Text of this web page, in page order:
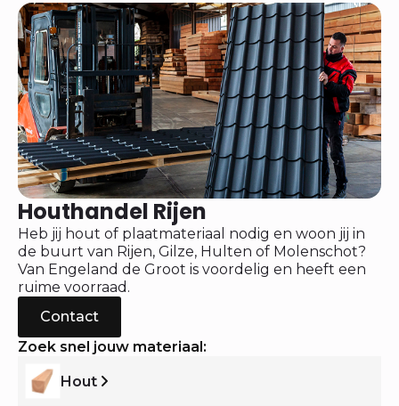
Houthandel Rijen
Heb jij hout of plaatmateriaal nodig en woon jij in
de buurt van Rijen, Gilze, Hulten of Molenschot?
Van Engeland de Groot is voordelig en heeft een
ruime voorraad.
Contact
Zoek snel jouw materiaal:
Hout